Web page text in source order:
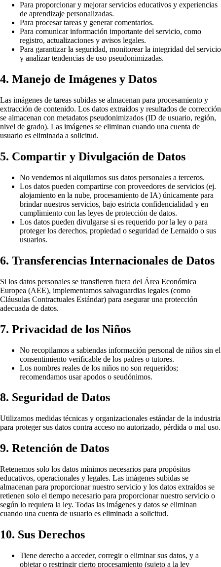
Para proporcionar y mejorar servicios educativos y experiencias
de aprendizaje personalizadas.
Para procesar tareas y generar comentarios.
Para comunicar información importante del servicio, como
registro, actualizaciones y avisos legales.
Para garantizar la seguridad, monitorear la integridad del servicio
y analizar tendencias de uso pseudonimizadas.
4. Manejo de Imágenes y Datos
Las imágenes de tareas subidas se almacenan para procesamiento y
extracción de contenido. Los datos extraídos y resultados de corrección
se almacenan con metadatos pseudonimizados (ID de usuario, región,
nivel de grado). Las imágenes se eliminan cuando una cuenta de
usuario es eliminada a solicitud.
5. Compartir y Divulgación de Datos
No vendemos ni alquilamos sus datos personales a terceros.
Los datos pueden compartirse con proveedores de servicios (ej.
alojamiento en la nube, procesamiento de IA) únicamente para
brindar nuestros servicios, bajo estricta confidencialidad y en
cumplimiento con las leyes de protección de datos.
Los datos pueden divulgarse si es requerido por la ley o para
proteger los derechos, propiedad o seguridad de Lernaido o sus
usuarios.
6. Transferencias Internacionales de Datos
Si los datos personales se transfieren fuera del Área Económica
Europea (AEE), implementamos salvaguardias legales (como
Cláusulas Contractuales Estándar) para asegurar una protección
adecuada de datos.
7. Privacidad de los Niños
No recopilamos a sabiendas información personal de niños sin el
consentimiento verificable de los padres o tutores.
Los nombres reales de los niños no son requeridos;
recomendamos usar apodos o seudónimos.
8. Seguridad de Datos
Utilizamos medidas técnicas y organizacionales estándar de la industria
para proteger sus datos contra acceso no autorizado, pérdida o mal uso.
9. Retención de Datos
Retenemos solo los datos mínimos necesarios para propósitos
educativos, operacionales y legales. Las imágenes subidas se
almacenan para proporcionar nuestro servicio y los datos extraídos se
retienen solo el tiempo necesario para proporcionar nuestro servicio o
según lo requiera la ley. Todas las imágenes y datos se eliminan
cuando una cuenta de usuario es eliminada a solicitud.
10. Sus Derechos
Tiene derecho a acceder, corregir o eliminar sus datos, y a
objetar o restringir cierto procesamiento (sujeto a la ley